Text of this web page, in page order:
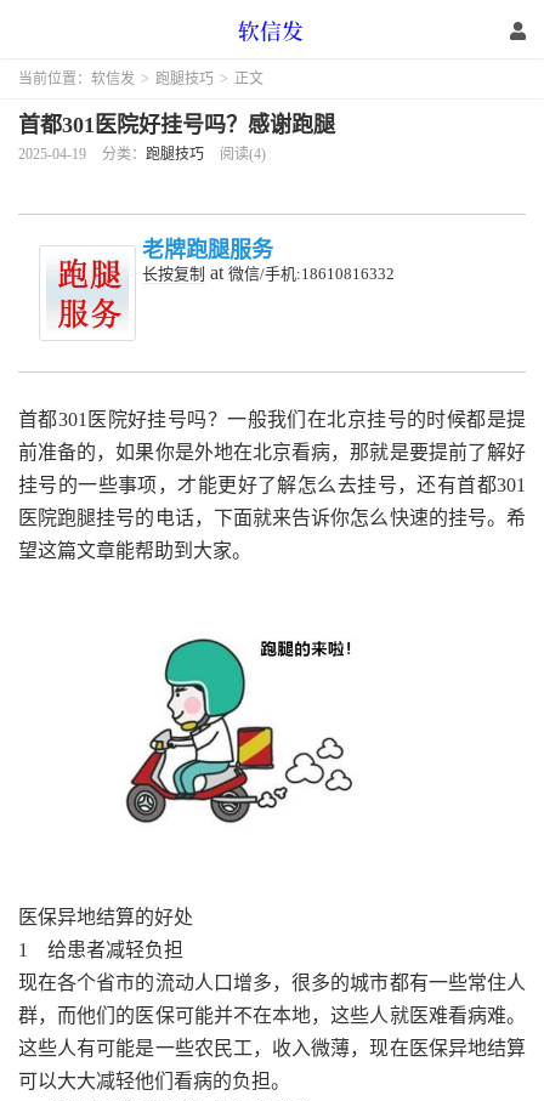
当前位置： 软信发 > 跑腿技巧 > 正文
首都301医院好挂号吗？感谢跑腿
2025-04-19 分类： 跑腿技巧 阅读(4)
老牌跑腿服务
长按复制 at 微信/手机:18610816332
首都301医院好挂号吗？一般我们在北京挂号的时候都是提
前准备的，如果你是外地在北京看病，那就是要提前了解好
挂号的一些事项，才能更好了解怎么去挂号，还有首都301
医院跑腿挂号的电话，下面就来告诉你怎么快速的挂号。希
望这篇文章能帮助到大家。
医保异地结算的好处
1 给患者减轻负担
现在各个省市的流动人口增多，很多的城市都有一些常住人
群，而他们的医保可能并不在本地，这些人就医难看病难。
这些人有可能是一些农民工，收入微薄，现在医保异地结算
可以大大减轻他们看病的负担。